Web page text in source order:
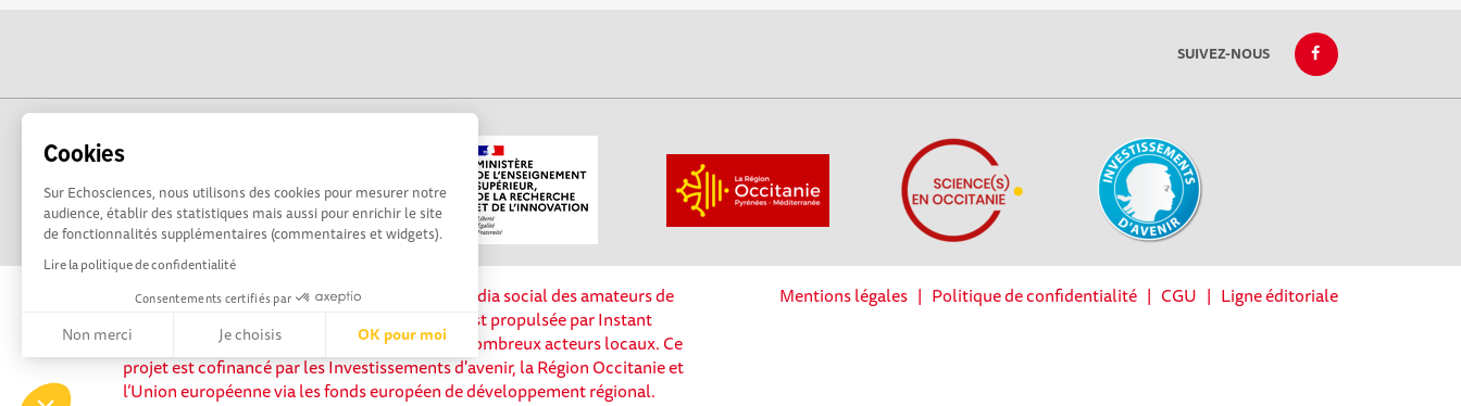
Cookies
Sur Echosciences, nous utilisons des cookies pour mesurer notre
audience, établir des statistiques mais aussi pour enrichir le site
de fonctionnalités supplémentaires (commentaires et widgets).
Lire la politique de confidentialité
Consentements certifiés par
Non merci Je choisis OK pour moi
Axeptio consent
Plateforme de Gestion du Consentement : Personnalisez vos Options
SUIVEZ-NOUS
La plateforme Science(s) en Occitanie est le média social des amateurs de
sciences et de technologies du territoire. Elle est propulsée par Instant
Science, avec la participation et le soutien de nombreux acteurs locaux. Ce
projet est cofinancé par les Investissements d'avenir, la Région Occitanie et
l’Union européenne via les fonds européen de développement régional.
Mentions légales| Politique de confidentialité| CGU | Ligne éditoriale